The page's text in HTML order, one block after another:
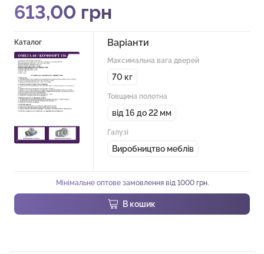
613,00 грн
Каталог Варіанти
Максимальна вага дверей
70 кг
Товщина полотна
від 16 до 22 мм
Галузі
Виробництво меблів
Мінімальне оптове замовлення від 1000 грн.
В кошик